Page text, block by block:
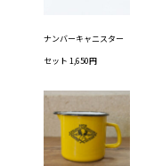
ナンバーキャニスター
セット 1,650円